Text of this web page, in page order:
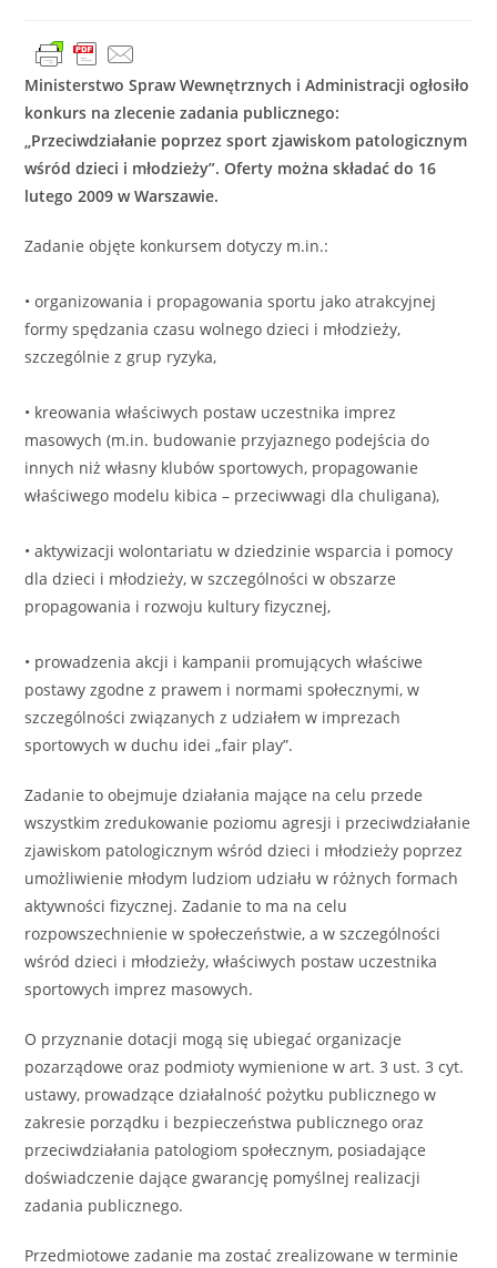
Ministerstwo Spraw Wewnętrznych i Administracji ogłosiło
konkurs na zlecenie zadania publicznego:
„Przeciwdziałanie poprzez sport zjawiskom patologicznym
wśród dzieci i młodzieży”. Oferty można składać do 16
lutego 2009 w Warszawie.
Zadanie objęte konkursem dotyczy m.in.:
• organizowania i propagowania sportu jako atrakcyjnej
formy spędzania czasu wolnego dzieci i młodzieży,
szczególnie z grup ryzyka,
• kreowania właściwych postaw uczestnika imprez
masowych (m.in. budowanie przyjaznego podejścia do
innych niż własny klubów sportowych, propagowanie
właściwego modelu kibica – przeciwwagi dla chuligana),
• aktywizacji wolontariatu w dziedzinie wsparcia i pomocy
dla dzieci i młodzieży, w szczególności w obszarze
propagowania i rozwoju kultury fizycznej,
• prowadzenia akcji i kampanii promujących właściwe
postawy zgodne z prawem i normami społecznymi, w
szczególności związanych z udziałem w imprezach
sportowych w duchu idei „fair play”.
Zadanie to obejmuje działania mające na celu przede
wszystkim zredukowanie poziomu agresji i przeciwdziałanie
zjawiskom patologicznym wśród dzieci i młodzieży poprzez
umożliwienie młodym ludziom udziału w różnych formach
aktywności fizycznej. Zadanie to ma na celu
rozpowszechnienie w społeczeństwie, a w szczególności
wśród dzieci i młodzieży, właściwych postaw uczestnika
sportowych imprez masowych.
O przyznanie dotacji mogą się ubiegać organizacje
pozarządowe oraz podmioty wymienione w art. 3 ust. 3 cyt.
ustawy, prowadzące działalność pożytku publicznego w
zakresie porządku i bezpieczeństwa publicznego oraz
przeciwdziałania patologiom społecznym, posiadające
doświadczenie dające gwarancję pomyślnej realizacji
zadania publicznego.
Przedmiotowe zadanie ma zostać zrealizowane w terminie